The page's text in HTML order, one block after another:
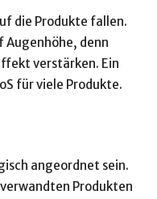
die Produkte fallen.
Augenhöhe, denn
verstärken. Ein
für viele Produkte.
angeordnet sein.
Produkten